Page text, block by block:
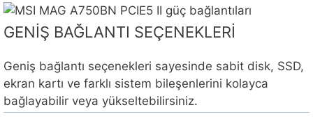
GENİŞ BAĞLANTI SEÇENEKLERİ
Geniş bağlantı seçenekleri sayesinde sabit disk, SSD,
ekran kartı ve farklı sistem bileşenlerini kolayca
bağlayabilir veya yükseltebilirsiniz.